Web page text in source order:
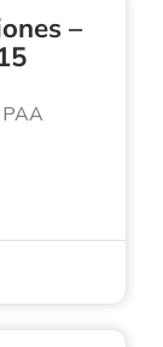
–